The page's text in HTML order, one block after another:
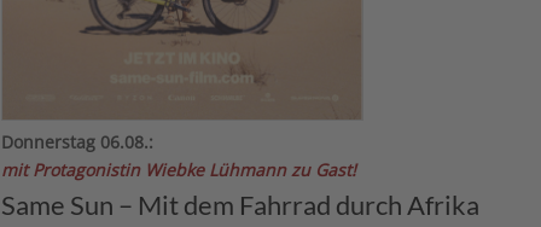
Donnerstag 06.08.:
mit Protagonistin Wiebke Lühmann zu Gast!
Same Sun – Mit dem Fahrrad durch Afrika